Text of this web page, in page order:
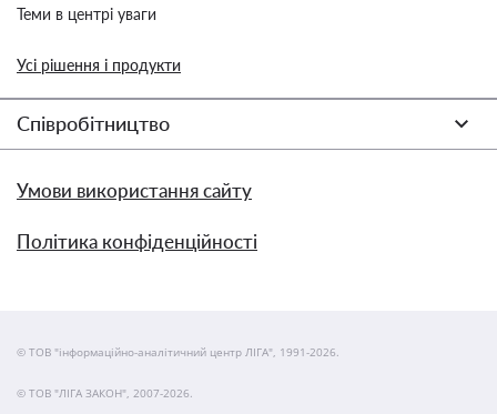
Теми в центрі уваги
Усі рішення і продукти
Співробітництво
Умови використання сайту
Політика конфіденційності
© ТОВ "інформаційно-аналітичний центр ЛІГА", 1991-2026.
© ТОВ "ЛІГА ЗАКОН", 2007-2026.